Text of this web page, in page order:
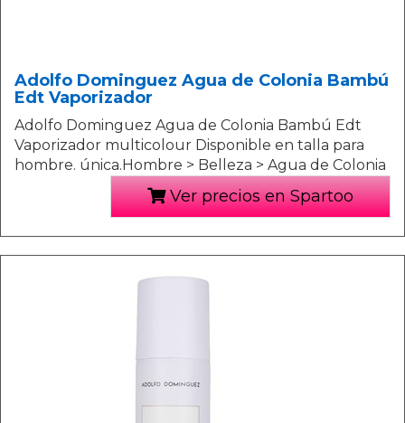
Adolfo Dominguez Agua de Colonia Bambú
Edt Vaporizador
Adolfo Dominguez Agua de Colonia Bambú Edt
Vaporizador multicolour Disponible en talla para
hombre. única.Hombre > Belleza > Agua de Colonia
Ver precios en Spartoo